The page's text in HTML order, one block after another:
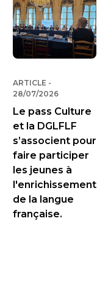
ARTICLE -
28/07/2026
Le pass Culture
et la DGLFLF
s’associent pour
faire participer
les jeunes à
l'enrichissement
de la langue
française.